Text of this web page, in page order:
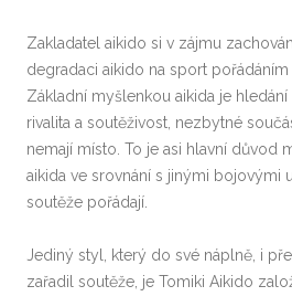
Zakladatel aikido si v zájmu
degradaci aikido na sport pořádáním
Základní myšlenkou aikida je
rivalita a soutěživost, nezbytné
nemají místo. To je asi hlavní důvod
aikida ve srovnání s jinými bojovými
soutěže pořádají.
Jediný styl, který do své náplně, i
zařadil soutěže, je Tomiki Aikido